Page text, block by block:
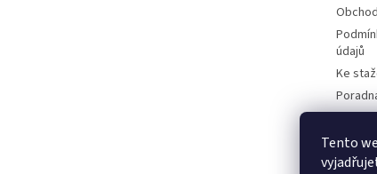
Tento
údajů
Ke